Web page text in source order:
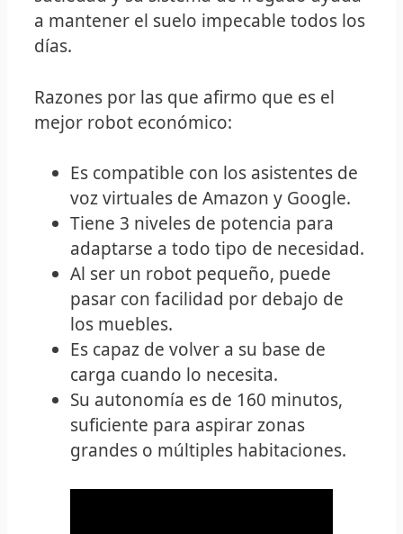
a mantener el suelo impecable todos los
días.
Razones por las que afirmo que es el
mejor robot económico:
Es compatible con los asistentes de
voz virtuales de Amazon y Google.
Tiene 3 niveles de potencia para
adaptarse a todo tipo de necesidad.
Al ser un robot pequeño, puede
pasar con facilidad por debajo de
los muebles.
Es capaz de volver a su base de
carga cuando lo necesita.
Su autonomía es de 160 minutos,
suficiente para aspirar zonas
grandes o múltiples habitaciones.